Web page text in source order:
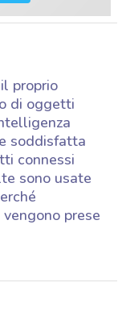
proprio
di oggetti
soddisfatta
connessi
sono usate
prese